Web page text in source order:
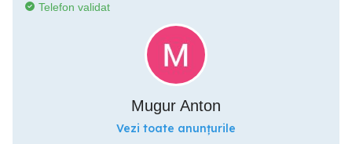
Telefon validat
Mugur Anton
Vezi toate anunțurile